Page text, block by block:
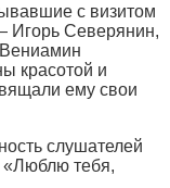
с визитом
Игорь Северянин,
красотой и
ему свои
слушателей
«Люблю тебя,